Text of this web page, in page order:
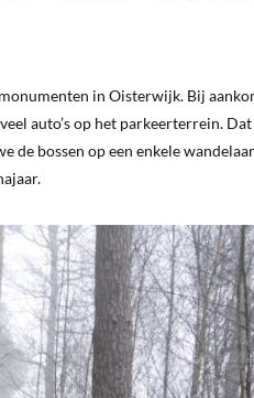
in Oisterwijk. Bij
auto’s op het parkeerterrein.
de bossen op een enkele